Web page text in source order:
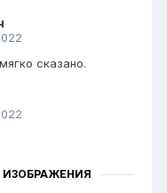
сказано.